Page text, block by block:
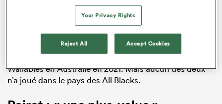
Alors certes, le vétéran Jefferson Poirot, sorti d’une
retraite internationale de six ans, a joué deux fois en
Argentine et trois fois en Afrique du Sud, en 2016 et
2017. Et Penaud, de retour après un Tournoi des
au purgatoire, a affronté trois fois les
Wallabies en Australie en 2021. Mais aucun des deux
n’a joué dans le pays des All Blacks.
Your Privacy Rights
Reject All Accept Cookies